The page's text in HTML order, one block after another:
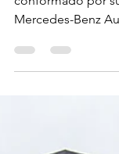
ad
conformado por
Mercedes-Benz